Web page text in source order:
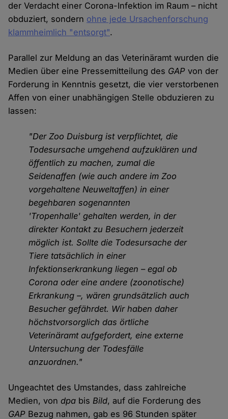
der Verdacht einer Corona-Infektion im Raum – nicht
obduziert, sondern ohne jede Ursachenforschung
klammheimlich "entsorgt".
Parallel zur Meldung an das Veterinäramt wurden die
Medien über eine Pressemitteilung des GAP von der
Forderung in Kenntnis gesetzt, die vier verstorbenen
Affen von einer unabhängigen Stelle obduzieren zu
lassen:
"Der Zoo Duisburg ist verpflichtet, die
Todesursache umgehend aufzuklären und
öffentlich zu machen, zumal die
Seidenaffen (wie auch andere im Zoo
vorgehaltene Neuweltaffen) in einer
begehbaren sogenannten
'Tropenhalle' gehalten werden, in der
direkter Kontakt zu Besuchern jederzeit
möglich ist. Sollte die Todesursache der
Tiere tatsächlich in einer
Infektionserkrankung liegen – egal ob
Corona oder eine andere (zoonotische)
Erkrankung –, wären grundsätzlich auch
Besucher gefährdet. Wir haben daher
höchstvorsorglich das örtliche
Veterinäramt aufgefordert, eine externe
Untersuchung der Todesfälle
anzuordnen."
Ungeachtet des Umstandes, dass zahlreiche
Medien, vondpa bisBild, auf die Forderung des
GAP Bezug nahmen, gab es 96 Stunden später